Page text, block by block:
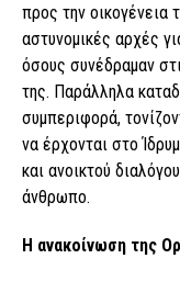
προς την οικογένεια
αστυνομικές αρχές
όσους συνέδραμαν
της. Παράλληλα
συμπεριφορά,
να έρχονται στο
και ανοικτού
άνθρωπο.
Η ανακοίνωση της